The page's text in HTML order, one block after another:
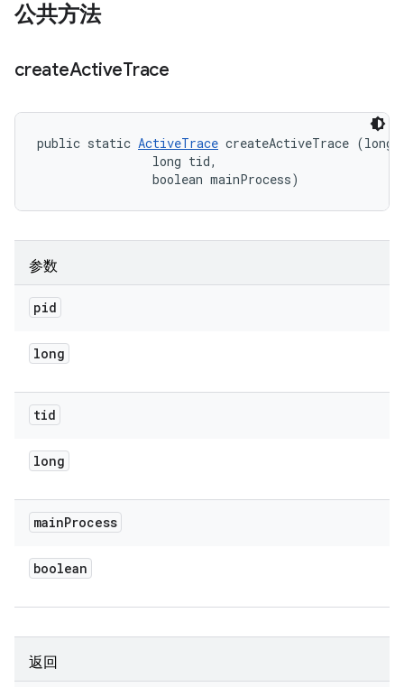
公共方法
createActiveTrace
public static ActiveTrace createActiveTrace
                long tid,
                boolean mainProcess)
参数
pid
long
tid
long
mainProcess
boolean
返回